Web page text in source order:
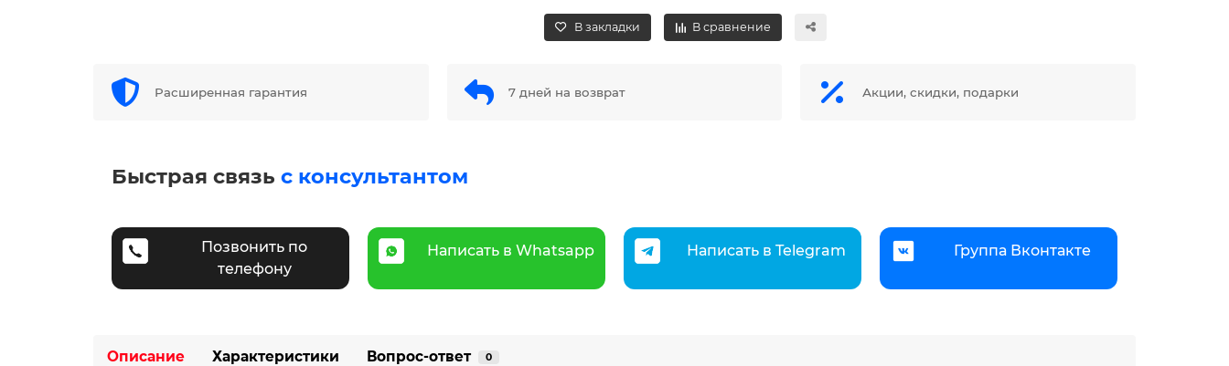
В закладки В сравнение
Расширенная гарантия 7 дней на возврат Акции, скидки, подарки
Быстрая связь с консультантом
Позвонить по
телефону
Написать в Whatsapp Написать в Telegram Группа Вконтакте
Описание Характеристики Вопрос-ответ 0